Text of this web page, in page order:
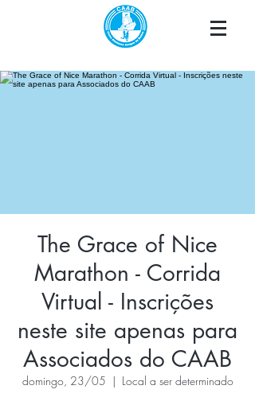
The Grace of Nice
Marathon - Corrida
Virtual - Inscrições
neste site apenas para
Associados do CAAB
domingo, 23/05
  |
Local a ser determinado